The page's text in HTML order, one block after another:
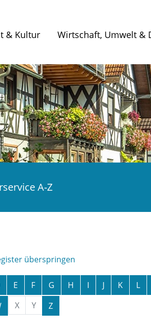
& Kultur Wirtschaft, Umwelt &
A-Z
überspringen
E F G H I J K L
X Y Z